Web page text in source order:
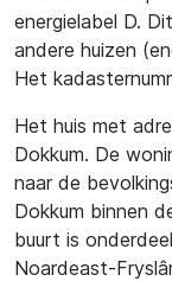
energielabel D.
andere huizen
Het
Het huis met
Dokkum. De
naar de
Dokkum binnen
buurt is
Noardeast-